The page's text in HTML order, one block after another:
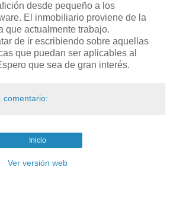
desde pequeño a los
El inmobiliario proviene de la
que actualmente trabajo.
de ir escribiendo sobre aquellas
que puedan ser aplicables al
que sea de gran interés.
comentario:
Inicio
Ver versión web